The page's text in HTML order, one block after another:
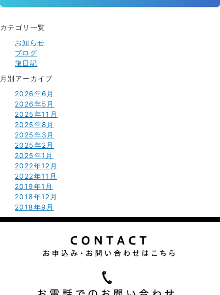
カテゴリ一覧
お知らせ
ブログ
旅日記
月別アーカイブ
2026年6月
2026年5月
2025年11月
2025年8月
2025年3月
2025年2月
2025年1月
2022年12月
2022年11月
2019年1月
2018年12月
2018年9月